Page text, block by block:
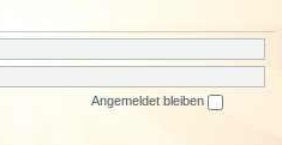
Angemeldet bleiben